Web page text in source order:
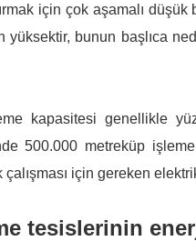
için çok aşamalı düşük
bunun başlıca
kapasitesi genellikle
500.000 metreküp
için gereken
tesislerinin